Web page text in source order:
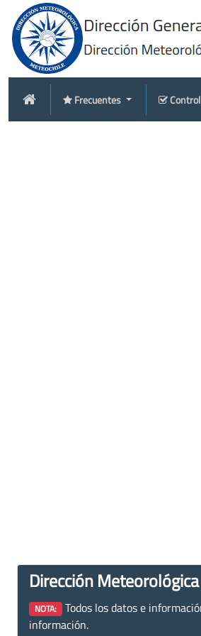
Frecuentes Control
Dirección
NOTA: Todos los datos e
información.